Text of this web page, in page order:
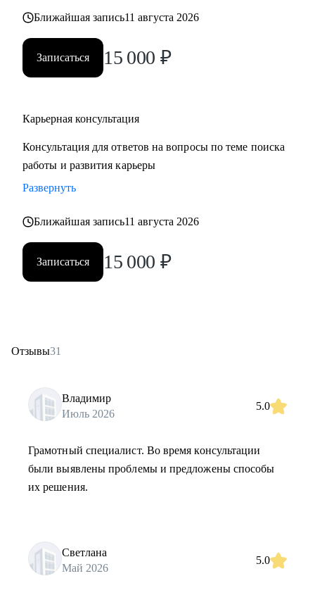
также замотивировать на движение к желаемой цели.
Ближайшая запись11 августа 2026
Записаться 15 000 ₽
Карьерная консультация
Консультация для ответов на вопросы по теме поиска
работы и развития карьеры
Развернуть
Ближайшая запись11 августа 2026
Записаться 15 000 ₽
Отзывы31
Владимир
Июль 2026
5.0
Грамотный специалист. Во время консультации
были выявлены проблемы и предложены способы
их решения.
Светлана
Май 2026
5.0